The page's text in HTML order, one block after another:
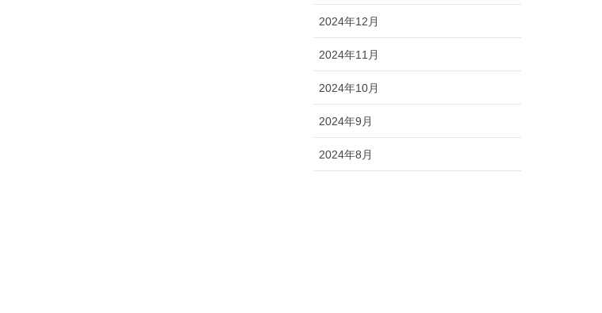
2024年12月
2024年11月
2024年10月
2024年9月
2024年8月